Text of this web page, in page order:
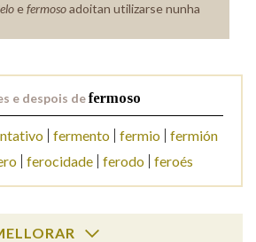
DE BUSCA
efermosoadoitan utilizarse nunha
e despois defermoso
fermento fermio fermión
ferocidade ferodo feroés